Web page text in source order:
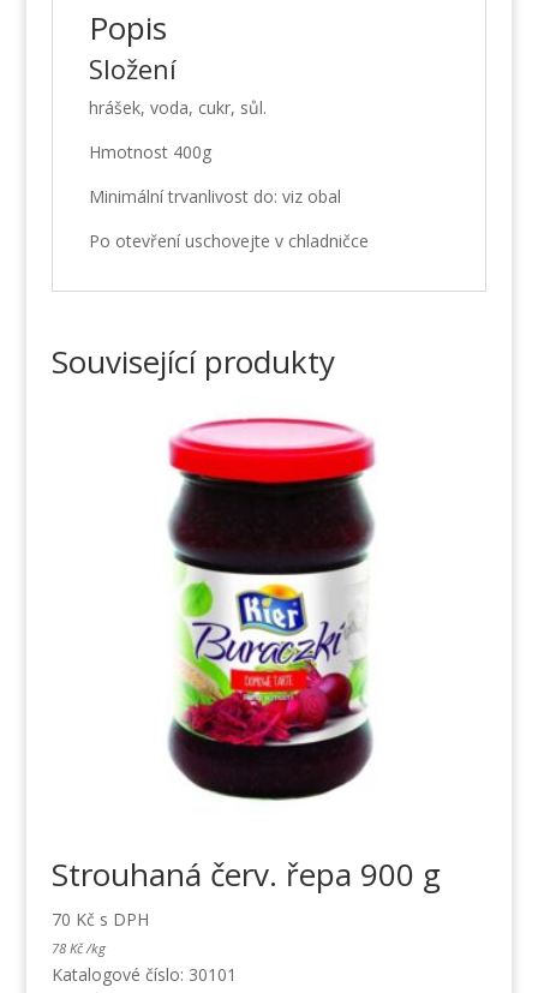
Popis
Složení
hrášek, voda, cukr, sůl.
Hmotnost 400g
Minimální trvanlivost do: viz obal
Po otevření uschovejte v chladničce
Související produkty
Strouhaná červ. řepa 900 g
70 Kč s DPH
78 Kč /kg
Katalogové číslo: 30101